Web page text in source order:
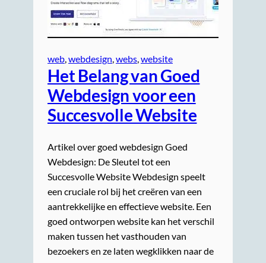
web, webdesign, webs, website
Het Belang van Goed
Webdesign voor een
Succesvolle Website
Artikel over goed webdesign Goed
Webdesign: De Sleutel tot een
Succesvolle Website Webdesign speelt
een cruciale rol bij het creëren van een
aantrekkelijke en effectieve website. Een
goed ontworpen website kan het verschil
maken tussen het vasthouden van
bezoekers en ze laten wegklikken naar de